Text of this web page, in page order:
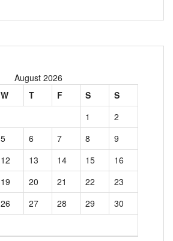
August 2026
W T F S
S
1
2
5 6 7 8
9
12 13 14 15
16
19 20 21 22
23
26 27 28 29
30